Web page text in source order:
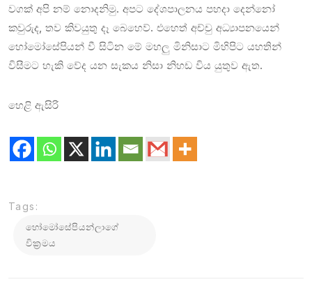
වගක් අපි නම් නොදනිමු. අපට දේශපාලනය පහදා දෙන්නෝ
කවුරුද, තව කිවයුතු දෑ බෙහෙව්. එහෙත් අච්චු අධ්‍යාපනයෙන්
හෝමෝසේපියන් වී සිටින මේ මහලු මිනිසාට මිහිපිට යහතින්
විසීමට හැකි වේද යන සැකය නිසා නිහඩ විය යුතුව ඇත.
හෙළි ඇසිරි
Tags:
හෝමෝසේපියන්ලාගේ
වික්‍රමය